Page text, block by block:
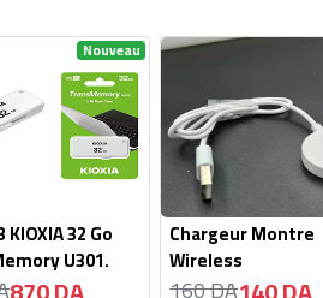
Nouveau
KIOXIA 32 Go
U301.
Chargeur Montre
Wireless